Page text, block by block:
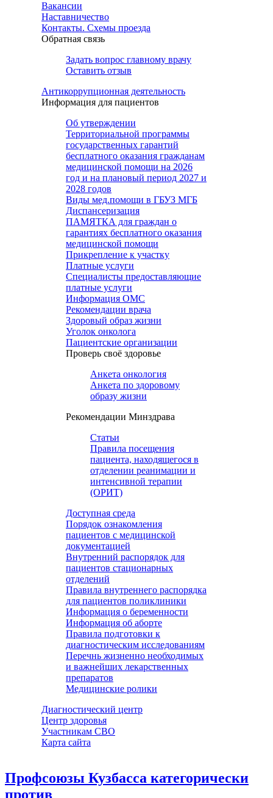
Вакансии
Наставничество
Контакты. Схемы проезда
Обратная связь
Задать вопрос главному врачу
Оставить отзыв
Антикоррупционная деятельность
Информация для пациентов
Об утверждении
Территориальной программы
государственных гарантий
бесплатного оказания гражданам
медицинской помощи на 2026
год и на плановый период 2027 и
2028 годов
Виды мед.помощи в ГБУЗ МГБ
Диспансеризация
ПАМЯТКА для граждан о
гарантиях бесплатного оказания
медицинской помощи
Прикрепление к участку
Платные услуги
Специалисты предоставляющие
платные услуги
Информация ОМС
Рекомендации врача
Здоровый образ жизни
Уголок онколога
Пациентские организации
Проверь своё здоровье
Анкета онкология
Анкета по здоровому
образу жизни
Рекомендации Минздрава
Статьи
Правила посещения
пациента, находящегося в
отделении реанимации и
интенсивной терапии
(ОРИТ)
Доступная среда
Порядок ознакомления
пациентов с медицинской
документацией
Внутренний распорядок для
пациентов стационарных
отделений
Правила внутреннего распорядка
для пациентов поликлиники
Информация о беременности
Информация об аборте
Правила подготовки к
диагностическим исследованиям
Перечнь жизненно необходимых
и важнейших лекарственных
препаратов
Медицинские ролики
Диагностический центр
Центр здоровья
Участникам СВО
Карта сайта
Профсоюзы Кузбасса категорически
против